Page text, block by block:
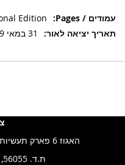
מידע
נוסף
Edition
31 במאי 2019
האגוז 6 פארק תעשיות חבל מודיעין (בתאום מראש)
ת.ד. 56055, תל אביב 6156001